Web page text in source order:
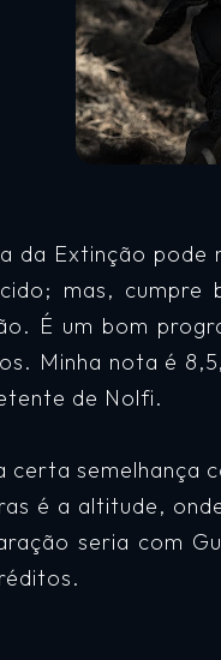
da Extinção
mas,
É um bom
Minha nota é
de Nolfi.
certa semelhança
é a altitude,
seria com